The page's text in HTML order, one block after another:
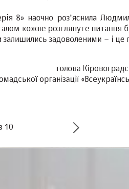
8» наочно роз’яснила
кожне розглянуте питання
залишились задоволеними – і це
голова
організації
10